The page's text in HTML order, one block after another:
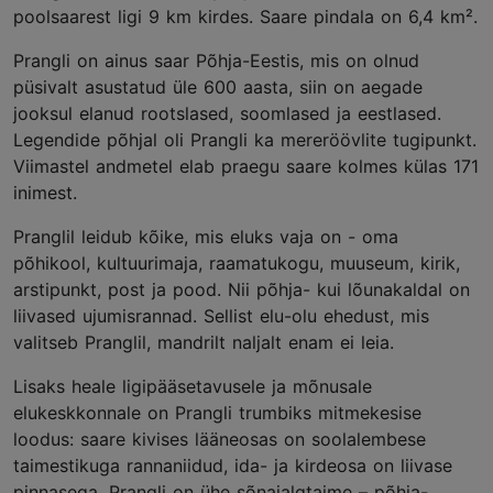
poolsaarest ligi 9 km kirdes. Saare pindala on 6,4 km².
Prangli on ainus saar Põhja-Eestis, mis on olnud
püsivalt asustatud üle 600 aasta, siin on aegade
jooksul elanud rootslased, soomlased ja eestlased.
Legendide põhjal oli Prangli ka mereröövlite tugipunkt.
Viimastel andmetel elab praegu saare kolmes külas 171
inimest.
Pranglil leidub kõike, mis eluks vaja on - oma
põhikool, kultuurimaja, raamatukogu, muuseum, kirik,
arstipunkt, post ja pood. Nii põhja- kui lõunakaldal on
liivased ujumisrannad. Sellist elu-olu ehedust, mis
valitseb Pranglil, mandrilt naljalt enam ei leia.
Lisaks heale ligipääsetavusele ja mõnusale
elukeskkonnale on Prangli trumbiks mitmekesise
loodus: saare kivises lääneosas on soolalembese
taimestikuga rannaniidud, ida- ja kirdeosa on liivase